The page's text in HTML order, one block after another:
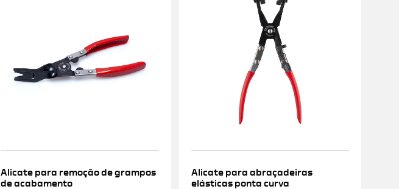
Alicate para remoção de grampos
de acabamento
Alicate para abraçadeiras
elásticas ponta curva